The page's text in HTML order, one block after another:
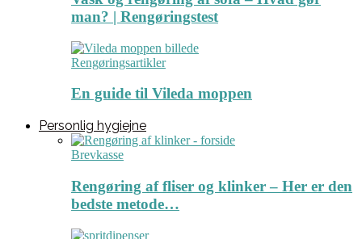
man? | Rengøringstest
Rengøringsartikler
En guide til Vileda moppen
Personlig hygiejne
Brevkasse
Rengøring af fliser og klinker – Her er den
bedste metode…